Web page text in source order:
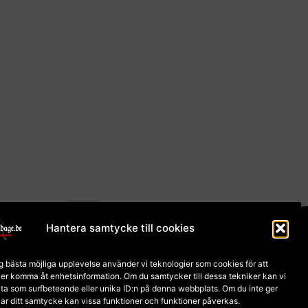
Hantera samtycke till cookies
bästa möjliga upplevelse använder vi teknologier som cookies för att
komma åt enhetsinformation. Om du samtycker till dessa tekniker kan vi
som surfbeteende eller unika ID:n på denna webbplats. Om du inte ger
ditt samtycke kan vissa funktioner och funktioner påverkas.
och frakt